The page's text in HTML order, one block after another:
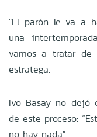
"El parón le va a
una
vamos a tratar de
estratega.
Ivo Basay no dejó
de este proceso:
no hay nada".